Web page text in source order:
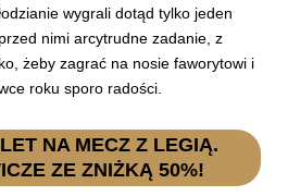
wygrali dotąd tylko jeden
nimi arcytrudne zadanie, z
żeby zagrać na nosie faworytowi i
roku sporo radości.
NA MECZ Z LEGIĄ.
ZE ZNIŻKĄ 50%!